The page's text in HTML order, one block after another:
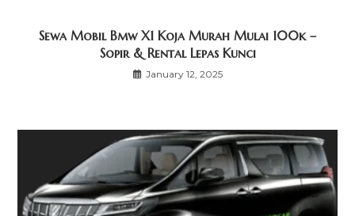
Sewa Mobil Bmw X1 Koja Murah Mulai 100k –
Sopir & Rental Lepas Kunci
January 12, 2025